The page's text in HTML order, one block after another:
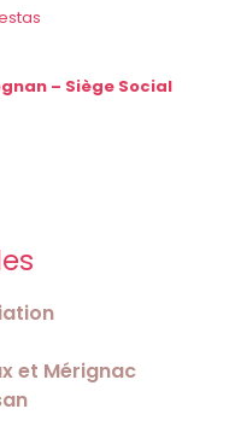
– Siège Social
et Mérignac